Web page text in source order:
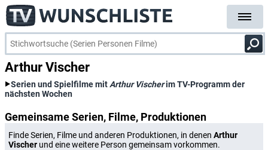
Arthur Vischer
Serien und Spielfilme mit Arthur Vischerim TV-Programm der
nächsten Wochen
Gemeinsame Serien, Filme, Produktionen
Finde Serien, Filme und anderen Produktionen, in denen Arthur
Vischer und eine weitere Person gemeinsam vorkommen.